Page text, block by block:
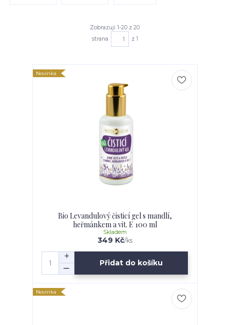
Zobrazuji 1-20 z 20
strana
z 1
Novinka
Bio Levandulový čisticí gel s mandlí,
heřmánkem a vit. E 100 ml
349 Kč/ks
Skladem
Přidat do košíku
Novinka